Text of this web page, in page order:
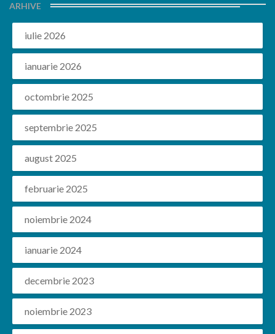
ARHIVE
iulie 2026
ianuarie 2026
octombrie 2025
septembrie 2025
august 2025
februarie 2025
noiembrie 2024
ianuarie 2024
decembrie 2023
noiembrie 2023